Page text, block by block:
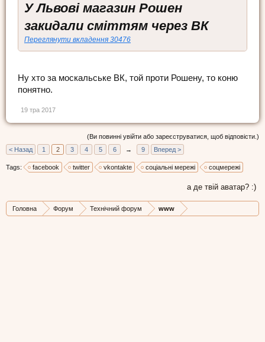
У Львові магазин Рошен
закидали сміттям через ВК
Переглянути вкладення 30476
Ну хто за москальське ВК, той проти Рошену, то коню
понятно.
19 тра 2017
(Ви повинні увійти або зареєструватися, щоб відповісти.)
< Назад
1 2 3 4 5 6 → 9 Вперед >
Tags: facebook twitter vkontakte соціальні мережі соцмережі
а де твій аватар? :)
Головна Форум Технічний форум www